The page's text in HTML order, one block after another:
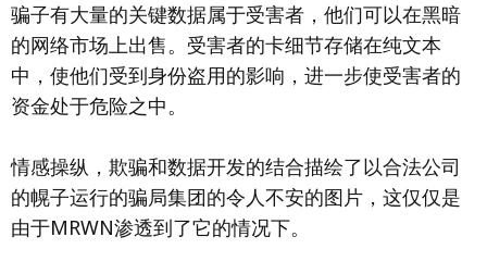
骗子有大量的关键数据属于受害者，他们可以在黑暗
的网络市场上出售。受害者的卡细节存储在纯文本
中，使他们受到身份盗用的影响，进一步使受害者的
资金处于危险之中。
情感操纵，欺骗和数据开发的结合描绘了以合法公司
的幌子运行的骗局集团的令人不安的图片，这仅仅是
由于MRWN渗透到了它的情况下。